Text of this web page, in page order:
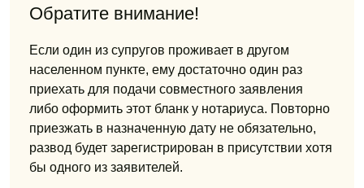
Обратите внимание!
Если один из супругов проживает в другом
населенном пункте, ему достаточно один раз
приехать для подачи совместного заявления
либо оформить этот бланк у нотариуса. Повторно
приезжать в назначенную дату не обязательно,
развод будет зарегистрирован в присутствии хотя
бы одного из заявителей.